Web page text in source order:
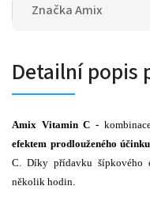
ZnačkaAmix
Detailní popis
Amix Vitamin C -
efektem prodlouženého účinku
C. Díky přídavku šípkového
několik hodin.